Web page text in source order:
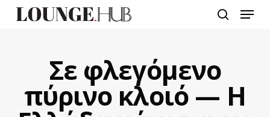
Menu
Σε φλεγόμενο
πύρινο κλοιό — Η